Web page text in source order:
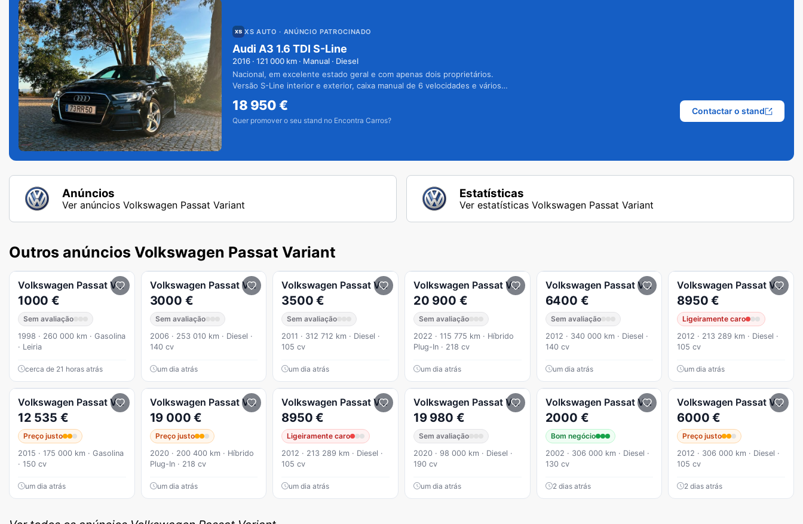
XS AUTO · ANÚNCIO PATROCINADO
Audi A3 1.6 TDI S-Line
2016 · 121 000 km · Manual · Diesel
Nacional, em excelente estado geral e com apenas dois proprietários.
Versão S-Line interior e exterior, caixa manual de 6 velocidades e vários
18 950€
Quer promover o seu stand no Encontra Carros?
Contactar o stand
Anúncios
Ver anúncios Volkswagen Passat Variant
Estatísticas
Ver estatísticas Volkswagen Passat Variant
Outros anúncios Volkswagen Passat Variant
Volkswagen Passat Variant
1000 €
Sem avaliação
1998 · 260 000 km · Gasolina
· Leiria
cerca de 21 horas atrás
Volkswagen Passat Variant 2.0 TDI Confortline
3000 €
Sem avaliação
2006 · 253 010 km · Diesel ·
140 cv
um dia atrás
Volkswagen Passat Variant 1.6 TDI BlueMotion
3500 €
Sem avaliação
2011 · 312 712 km · Diesel ·
105 cv
um dia atrás
Volkswagen Passat Variant 1.4 GTE PLUG-IN HYBRID
20 900 €
Sem avaliação
2022 · 115 775 km · Híbrido
Plug-In · 218 cv
um dia atrás
Volkswagen Passat Variant 2.0 TDI Highline DSG
6400 €
Sem avaliação
2012 · 340 000 km · Diesel ·
140 cv
um dia atrás
Volkswagen Passat Variant
8950 €
Ligeiramente caro
2012 · 213 289 km · Diesel ·
105 cv
um dia atrás
Volkswagen Passat Variant 1.4 TSI ACT (BlueMotion ) Comfortline
12 535 €
Preço justo
2015 · 175 000 km · Gasolina
· 150 cv
um dia atrás
Volkswagen Passat Variant 1.4 TSI GTE+ Plug-in
19 000 €
Preço justo
2020 · 200 400 km · Híbrido
Plug-In · 218 cv
um dia atrás
Volkswagen Passat Variant 1.6 TDI BlueMotion
8950 €
Ligeiramente caro
2012 · 213 289 km · Diesel ·
105 cv
um dia atrás
Volkswagen Passat Variant
19 980 €
Sem avaliação
2020 · 98 000 km · Diesel ·
190 cv
um dia atrás
Volkswagen Passat Variant
2000 €
Bom negócio
2002 · 306 000 km · Diesel ·
130 cv
2 dias atrás
Volkswagen Passat Variant
6000 €
Preço justo
2012 · 306 000 km · Diesel ·
105 cv
2 dias atrás